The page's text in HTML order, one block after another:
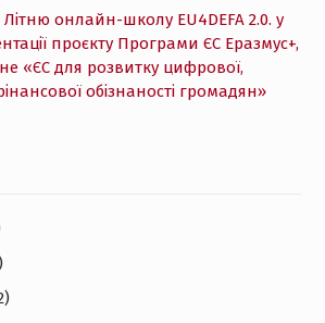
онлайн-школу EU4DEFA 2.0. у
проєкту Програми ЄС Еразмус+,
«ЄС для розвитку цифрової,
обізнаності громадян»